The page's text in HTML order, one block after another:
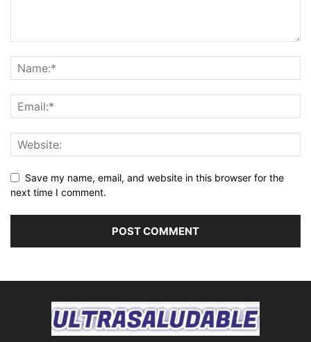
Save my name, email, and website in this browser for the
next time I comment.